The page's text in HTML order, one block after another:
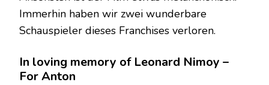
Immerhin haben wir zwei wunderbare
Schauspieler dieses Franchises verloren.
In loving memory of Leonard Nimoy –
For Anton